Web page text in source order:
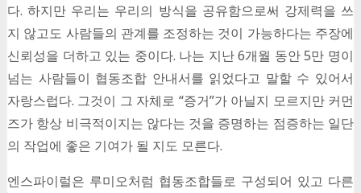
다. 하지만 우리는 우리의 방식을 공유함으로써 강제력을 쓰
지 않고도 사람들의 관계를 조정하는 것이 가능하다는 주장에
신뢰성을 더하고 있는 중이다. 나는 지난 6개월 동안 5만 명이
넘는 사람들이 협동조합 안내서를 읽었다고 말할 수 있어서
자랑스럽다. 그것이 그 자체로 “증거”가 아닐지 모르지만 커먼
즈가 항상 비극적이지는 않다는 것을 증명하는 점증하는 일단
의 작업에 좋은 기여가 될 지도 모른다.
엔스파이럴은 루미오처럼 협동조합들로 구성되어 있고 다른